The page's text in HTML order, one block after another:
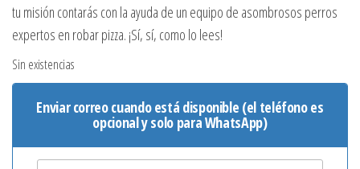
tu misión contarás con la ayuda de un equipo de asombrosos perros
expertos en robar pizza. ¡Sí, sí, como lo lees!
Sin existencias
Enviar correo cuando está disponible (el teléfono es
opcional y solo para WhatsApp)